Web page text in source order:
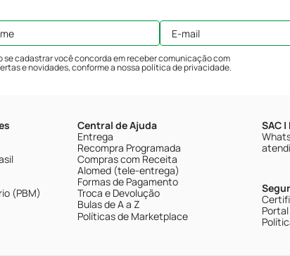
se cadastrar você concorda em receber comunicação com
e novidades, conforme a nossapolítica de privacidade.
(PBM)
Central de Ajuda
Entrega
Recompra Programada
Compras com Receita
Alomed (tele-entrega)
Formas de Pagamento
Troca e Devolução
Bulas de A a Z
Políticas de Marketplace
SAC